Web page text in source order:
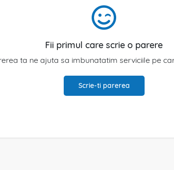
Fii primul care scrie o parere
ta ne ajuta sa imbunatatim serviciile pe
Scrie-ti parerea